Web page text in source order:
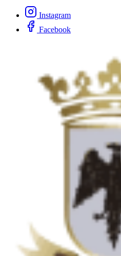
Instagram
Facebook